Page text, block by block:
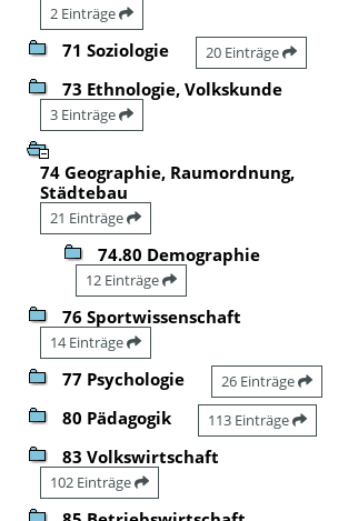
2 Einträge
71 Soziologie 20 Einträge
73 Ethnologie, Volkskunde
3 Einträge
74 Geographie, Raumordnung,
Städtebau
21 Einträge
74.80 Demographie
12 Einträge
76 Sportwissenschaft
14 Einträge
77 Psychologie 26 Einträge
80 Pädagogik 113 Einträge
83 Volkswirtschaft
102 Einträge